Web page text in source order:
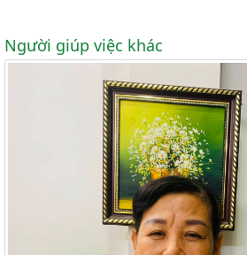
Người giúp việc khác